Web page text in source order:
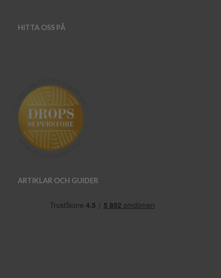
HITTA OSS PÅ
ARTIKLAR OCH GUIDER